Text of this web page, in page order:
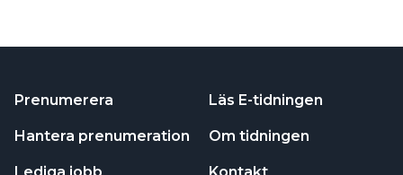
Prenumerera
Hantera prenumeration
Läs E-tidningen
Om tidningen